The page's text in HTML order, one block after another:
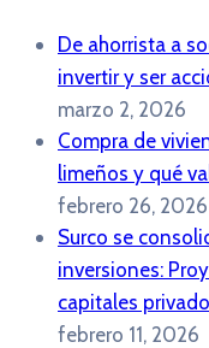
De ahorrista a
invertir y ser
marzo 2, 2026
Compra de
limeños y qué
febrero 26, 2026
Surco se
inversiones:
capitales
febrero 11, 2026